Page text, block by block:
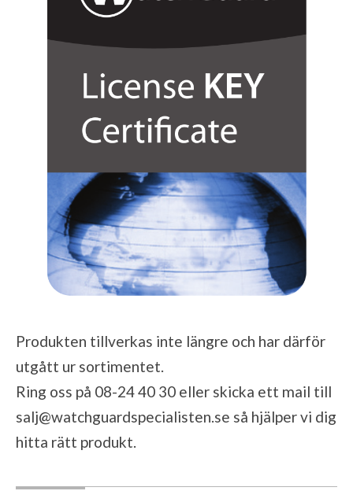
Produkten tillverkas inte längre och har därför
utgått ur sortimentet.
Ring oss på 08-24 40 30 eller skicka ett mail till
salj@watchguardspecialisten.se så hjälper vi dig
hitta rätt produkt.